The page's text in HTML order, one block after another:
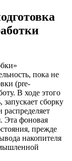
пока не
(pre-
В ходе этого
запускает сборку
Эта фоновая
прежде
накопителя